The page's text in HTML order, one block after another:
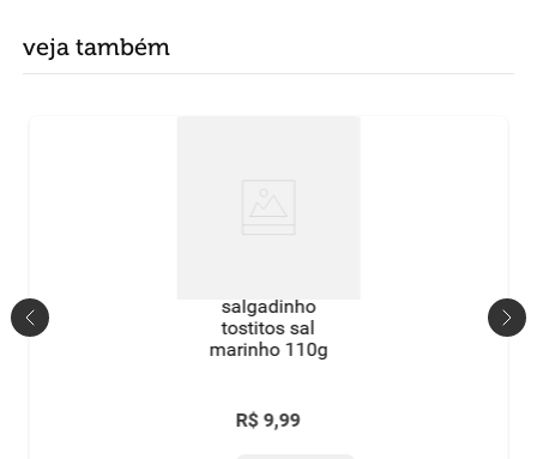
veja também
salgadinho
tostitos sal
marinho 110g
R$ 9,99